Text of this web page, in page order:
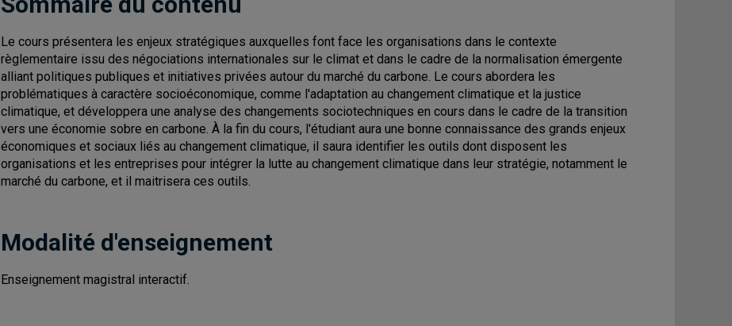
Le cours présentera les enjeux stratégiques auxquelles font face les organisations dans le contexte
règlementaire issu des négociations internationales sur le climat et dans le cadre de la normalisation émergente
alliant politiques publiques et initiatives privées autour du marché du carbone. Le cours abordera les
problématiques à caractère socioéconomique, comme l'adaptation au changement climatique et la justice
climatique, et développera une analyse des changements sociotechniques en cours dans le cadre de la transition
vers une économie sobre en carbone. À la fin du cours, l'étudiant aura une bonne connaissance des grands enjeux
économiques et sociaux liés au changement climatique, il saura identifier les outils dont disposent les
organisations et les entreprises pour intégrer la lutte au changement climatique dans leur stratégie, notamment le
marché du carbone, et il maitrisera ces outils.
Modalité d'enseignement
Enseignement magistral interactif.